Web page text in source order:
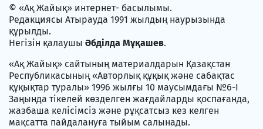
© «Ақ Жайық» интернет- басылымы.
Редакциясы Атырауда 1991 жылдың наурызында
құрылды.
Негізін қалаушы Әбділда Мұқашев.
«Ақ Жайық» сайтының материалдарын Қазақстан
Республикасының «Авторлық құқық және сабақтас
құқықтар туралы» 1996 жылғы 10 маусымдағы №6-I
Заңында тікелей көзделген жағдайларды қоспағанда,
жазбаша келісімсіз және рұқсатсыз кез келген
мақсатта пайдалануға тыйым салынады.